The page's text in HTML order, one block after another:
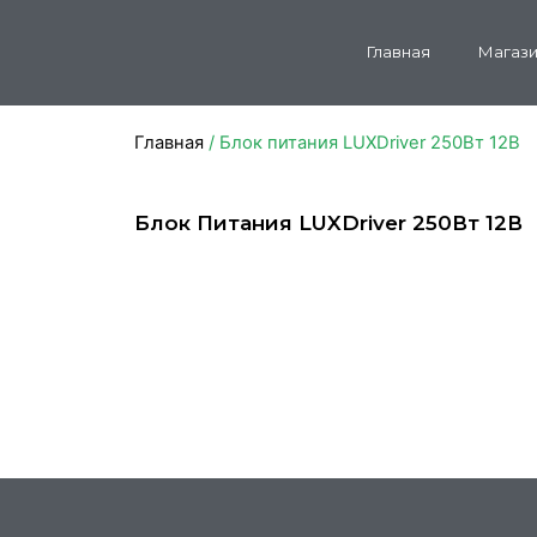
Главная
Главная / Блок питания LUXDriver 250Вт 12В
Блок Питания LUXDriver 250Вт 12В